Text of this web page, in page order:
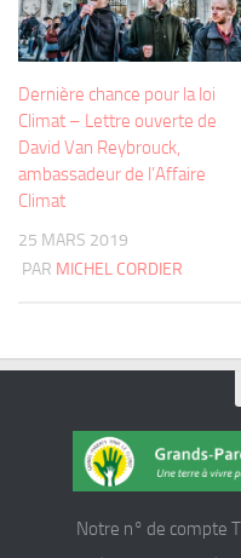
Dernière chance pour la loi
Climat – Lettre ouverte de
David Van Reybrouck,
ambassadeur de l’Affaire
Climat
25 MARS 2019
PAR MICHEL CORDIER
Notre n° de compte